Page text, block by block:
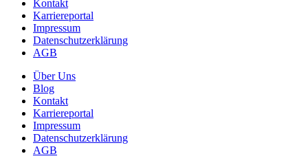
Kontakt
Karriereportal
Impressum
Datenschutzerklärung
AGB
Über Uns
Blog
Kontakt
Karriereportal
Impressum
Datenschutzerklärung
AGB